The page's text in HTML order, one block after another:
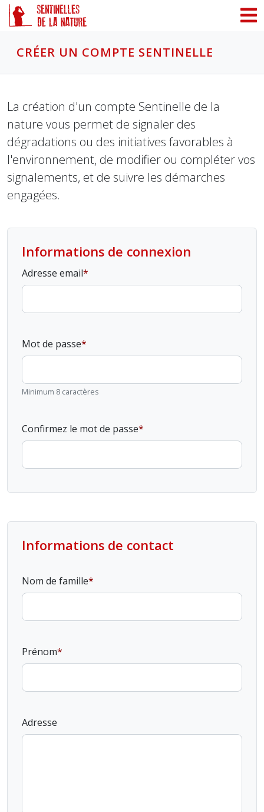
CRÉER UN COMPTE SENTINELLE
La création d'un compte Sentinelle de la
nature vous permet de signaler des
dégradations ou des initiatives favorables à
l'environnement, de modifier ou compléter vos
signalements, et de suivre les démarches
engagées.
Informations de connexion
Adresse email
Mot de passe
Minimum 8 caractères
Confirmez le mot de passe
Informations de contact
Nom de famille
Prénom
Adresse
Panneau de gestion des cookies